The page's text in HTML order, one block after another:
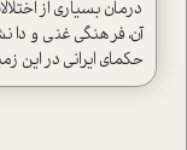
درمان بسیاری از
آن، فرهنگی غنی و
حکمای ایرانی در این